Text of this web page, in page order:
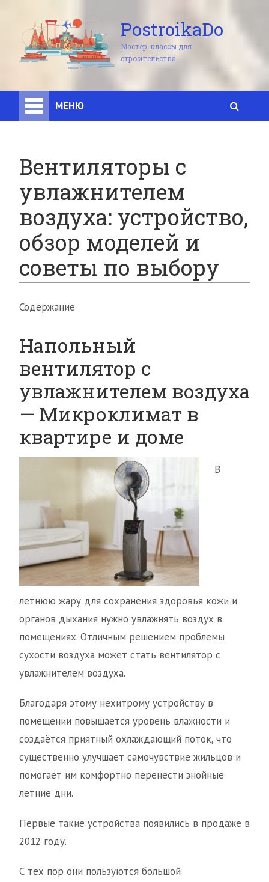
PostroikaDo
Мастер-классы для
строительства
МЕНЮ
Вентиляторы с
увлажнителем
воздуха: устройство,
обзор моделей и
советы по выбору
Содержание
Напольный
вентилятор с
увлажнителем воздуха
— Микроклимат в
квартире и доме
В
летнюю жару для сохранения здоровья кожи и
органов дыхания нужно увлажнять воздух в
помещениях. Отличным решением проблемы
сухости воздуха может стать вентилятор с
увлажнителем воздуха.
Благодаря этому нехитрому устройству в
помещении повышается уровень влажности и
создаётся приятный охлаждающий поток, что
существенно улучшает самочувствие жильцов и
помогает им комфортно перенести знойные
летние дни.
Первые такие устройства появились в продаже в
2012 году.
С тех пор они пользуются большой